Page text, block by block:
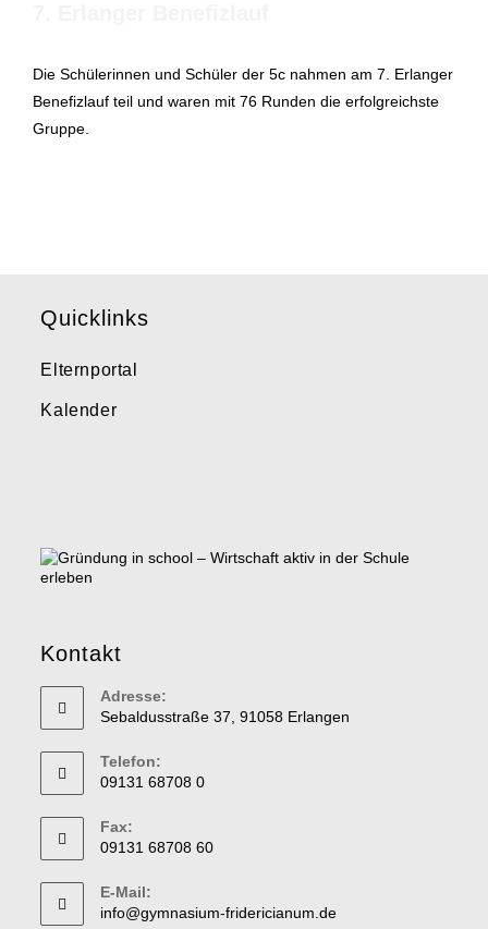
Die Schülerinnen und Schüler der 5c nahmen am 7. Erlanger
Benefizlauf teil und waren mit 76 Runden die erfolgreichste
Gruppe.
Quicklinks
Elternportal
Kalender
Kontakt
Adresse:
Sebaldusstraße 37, 91058 Erlangen
Telefon:
09131 68708 0
Fax:
09131 68708 60
E-Mail:
info@gymnasium-fridericianum.de